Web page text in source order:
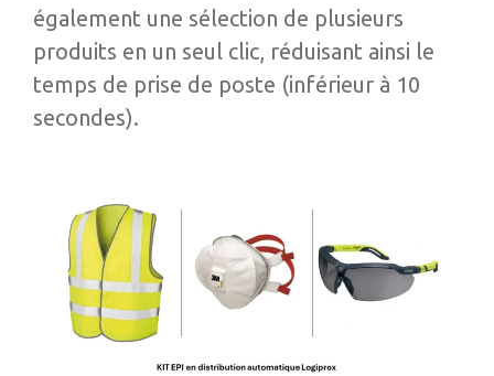
également une sélection de plusieurs
produits en un seul clic, réduisant ainsi le
temps de prise de poste (inférieur à 10
secondes).